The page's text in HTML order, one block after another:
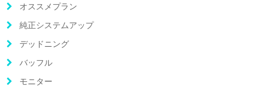
オススメプラン
純正システムアップ
デッドニング
バッフル
モニター